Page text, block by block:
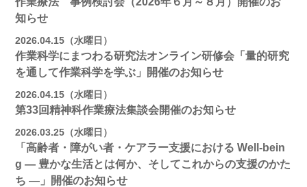
知らせ
2026.04.15（水曜日）
作業科学にまつわる研究法オンライン研修会「量的研究
を通して作業科学を学ぶ」開催のお知らせ
2026.04.15（水曜日）
第33回精神科作業療法集談会開催のお知らせ
2026.03.25（水曜日）
「高齢者・障がい者・ケアラー支援における Well-bein
g ― 豊かな生活とは何か、そしてこれからの支援のかた
ち ―」開催のお知らせ